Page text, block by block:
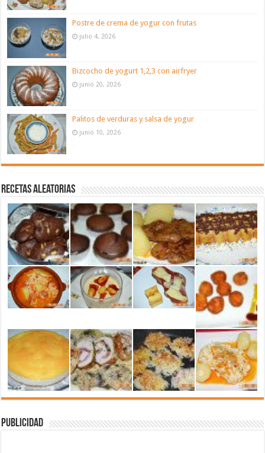
Postre de crema de yogur con frutas
julio 4, 2026
Bizcocho de yogurt 1,2,3 con airfryer
junio 20, 2026
Palitos de verduras y salsa de yogur
junio 10, 2026
Recetas aleatorias
Publicidad